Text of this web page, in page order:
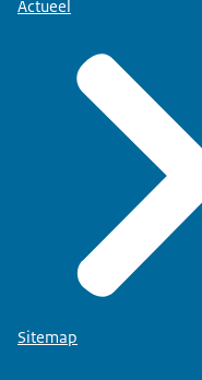
Actueel
Sitemap